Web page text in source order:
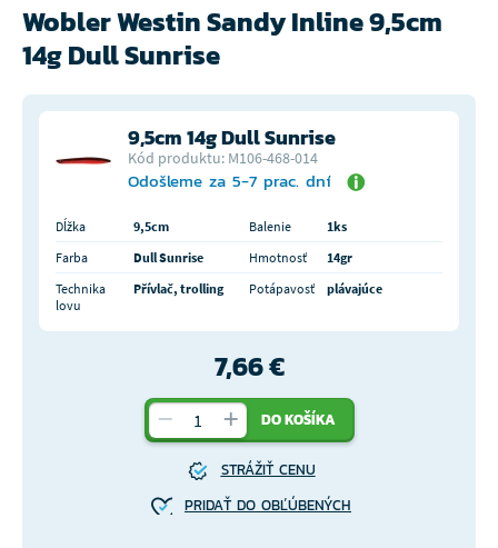
Wobler Westin Sandy Inline 9,5cm
14g Dull Sunrise
9,5cm 14g Dull Sunrise
Kód produktu: M106-468-014
Odošleme za 5-7 prac. dní
Dĺžka 9,5cm Balenie
1ks
Farba
Dull Sunrise Hmotnosť
14gr
Technika
lovu
Přívlač, trolling Potápavosť plávajúce
7,66 €
DO KOŠÍKA
STRÁŽIŤ CENU
PRIDAŤ DO OBĽÚBENÝCH